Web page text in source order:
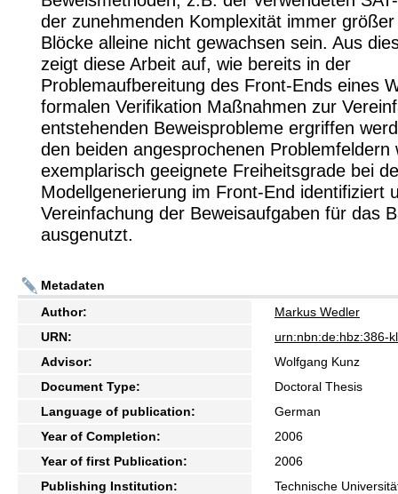
der zunehmenden Komplexität immer
Blöcke alleine nicht gewachsen sein. Aus
zeigt diese Arbeit auf, wie bereits in der
Problemaufbereitung des Front-Ends eines
formalen Verifikation Maßnahmen zur
entstehenden Beweisprobleme ergriffen
den beiden angesprochenen Problemfeldern
exemplarisch geeignete Freiheitsgrade bei
Modellgenerierung im Front-End identifiziert
Vereinfachung der Beweisaufgaben für das
ausgenutzt.
Metadaten
Author:
Markus Wedler
URN:
urn:nbn:de:hbz:386-
Advisor:
Wolfgang Kunz
Document Type:
Doctoral Thesis
Language of publication:
German
Year of Completion:
2006
Year of first Publication:
2006
Publishing Institution:
Technische